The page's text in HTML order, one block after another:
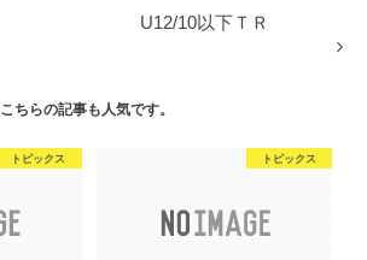
U12/10以下ＴＲ
こちらの記事も人気です。
トピックス トピックス